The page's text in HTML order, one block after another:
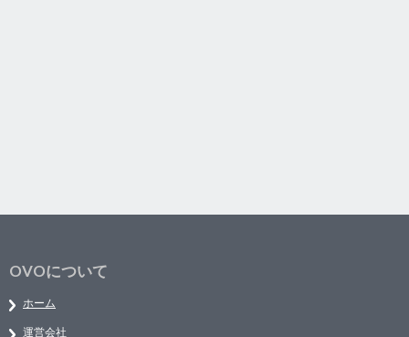
OVOについて
ホーム
運営会社